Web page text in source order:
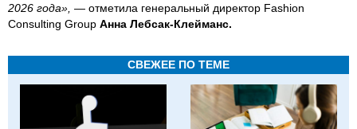
2026 года», — отметила генеральный директор Fashion
Consulting Group Анна Лебсак-Клейманс.
СВЕЖЕЕ ПО ТЕМЕ